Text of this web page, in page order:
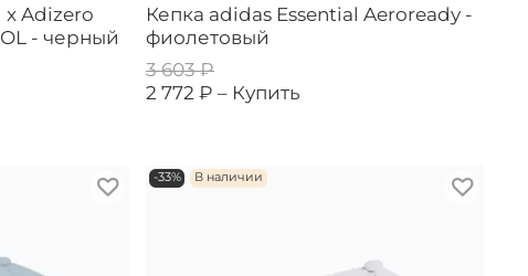
x Adizero
- черный
Кепка adidas Essential Aeroready -
фиолетовый
3 603 ₽
2 772 ₽ – Купить
-33% В наличии